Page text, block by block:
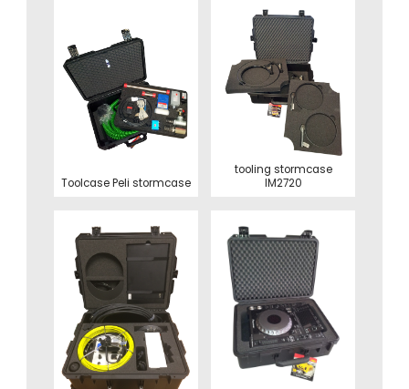
Toolcase Peli stormcase
tooling stormcase
IM2720